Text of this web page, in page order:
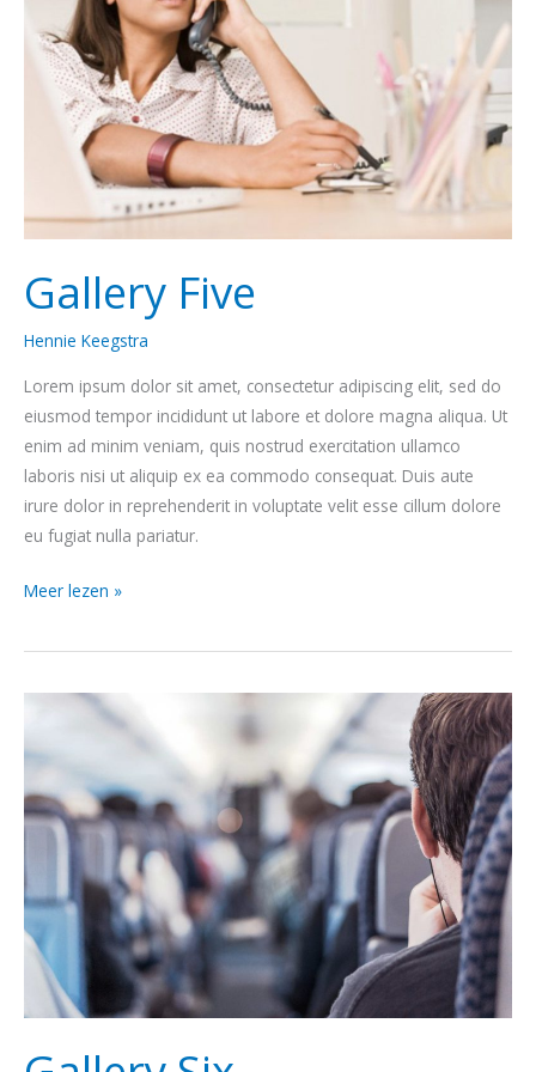
Gallery Five
Hennie Keegstra
Lorem ipsum dolor sit amet, consectetur adipiscing elit, sed do
eiusmod tempor incididunt ut labore et dolore magna aliqua. Ut
enim ad minim veniam, quis nostrud exercitation ullamco
laboris nisi ut aliquip ex ea commodo consequat. Duis aute
irure dolor in reprehenderit in voluptate velit esse cillum dolore
eu fugiat nulla pariatur.
Meer lezen »